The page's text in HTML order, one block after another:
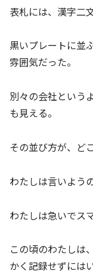
表札には、漢字二
黒いプレートに並
雰囲気だった。
別々の会社という
も見える。
その並び方が、ど
わたしは言いよう
わたしは急いでス
この頃のわたしは
かく記録せずには